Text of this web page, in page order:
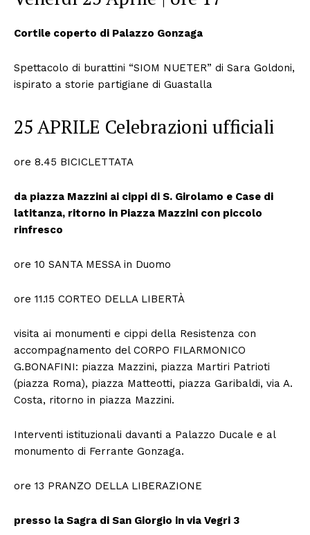
Cortile coperto di Palazzo Gonzaga
Spettacolo di burattini “SIOM NUETER” di Sara Goldoni,
ispirato a storie partigiane di Guastalla
25 APRILE Celebrazioni ufficiali
ore 8.45 BICICLETTATA
da piazza Mazzini ai cippi di S. Girolamo e Case di
latitanza, ritorno in Piazza Mazzini con piccolo
rinfresco
ore 10 SANTA MESSA in Duomo
ore 11.15 CORTEO DELLA LIBERTÀ
visita ai monumenti e cippi della Resistenza con
accompagnamento del CORPO FILARMONICO
G.BONAFINI: piazza Mazzini, piazza Martiri Patrioti
(piazza Roma), piazza Matteotti, piazza Garibaldi, via A.
Costa, ritorno in piazza Mazzini.
Interventi istituzionali davanti a Palazzo Ducale e al
monumento di Ferrante Gonzaga.
ore 13 PRANZO DELLA LIBERAZIONE
presso la Sagra di San Giorgio in via Vegri 3